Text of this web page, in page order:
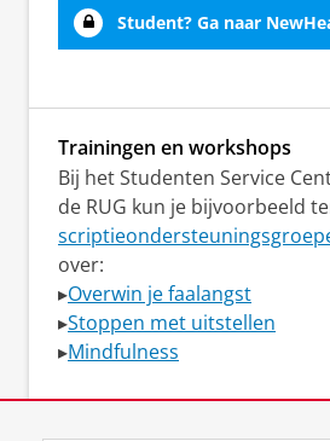
Student? Ga naar
Trainingen en workshops
Bij het Studenten Service
de RUG kun je bijvoorbeeld
over:
▸Overwin je faalangst
▸Stoppen met uitstellen
▸Mindfulness
Bekijk het aanbod van het